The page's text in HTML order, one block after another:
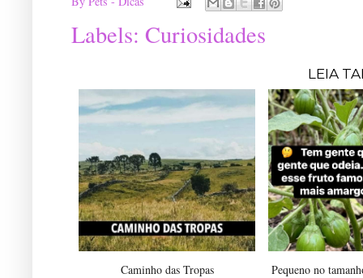
Labels: Curiosidades
LEIA
Caminho das Tropas
Pequeno no